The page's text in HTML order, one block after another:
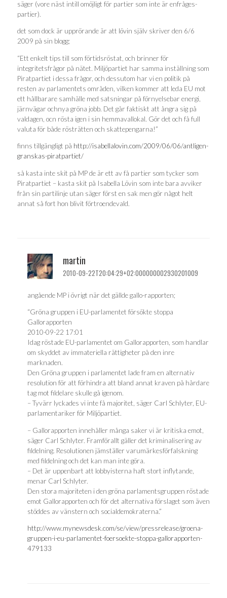
säger (vore näst intill omöjligt för partier som inte är enfråges-
partier).
det som dock är upprörande är att lövin själv skriver den 6/6
2009 på sin blogg;
“Ett enkelt tips till som förtidsröstat, och brinner för
integritetsfrågor på nätet. Miljöpartiet har samma inställning som
Piratpartiet i dessa frågor, och dessutom har vi en politik på
resten av parlamentets områden, vilken kommer att leda EU mot
ett hållbarare samhälle med satsningar på förnyelsebar energi,
järnvägar ochnya gröna jobb. Det går faktiskt att ångra sig på
valdagen, ocn rösta igen i sin hemmavallokal. Gör det och få full
valuta för både rösträtten och skattepengarna!”
finns tillgängligt på http://isabellalovin.com/2009/06/06/antligen-
granskas-piratpartiet/
så kasta inte skit på MP de är ett av få partier som tycker som
Piratpartiet – kasta skit på Isabella Lövin som inte bara avviker
från sin partilinje utan säger först en sak men gör något helt
annat så fort hon blivit förtroendevald.
martin
2010-09-22T20:04:29+02:000000002930201009
angående MP i övrigt när det gällde gallo-rapporten;
“Gröna gruppen i EU-parlamentet försökte stoppa
Gallorapporten
2010-09-22 17:01
Idag röstade EU-parlamentet om Gallorapporten, som handlar
om skyddet av immateriella rättigheter på den inre
marknaden.
Den Gröna gruppen i parlamentet lade fram en alternativ
resolution för att förhindra att bland annat kraven på hårdare
tag mot fildelare skulle gå igenom.
– Tyvärr lyckades vi inte få majoritet, säger Carl Schlyter, EU-
parlamentariker för Miljöpartiet.
– Gallorapporten innehåller många saker vi är kritiska emot,
säger Carl Schlyter. Framförallt gäller det kriminalisering av
fildelning. Resolutionen jämställer varumärkesförfalskning
med fildelning och det kan man inte göra.
– Det är uppenbart att lobbyisterna haft stort inflytande,
menar Carl Schlyter.
Den stora majoriteten i den gröna parlamentsgruppen röstade
emot Gallorapporten och för det alternativa förslaget som även
stöddes av vänstern och socialdemokraterna.”
http://www.mynewsdesk.com/se/view/pressrelease/groena-
gruppen-i-eu-parlamentet-foersoekte-stoppa-gallorapporten-
479133